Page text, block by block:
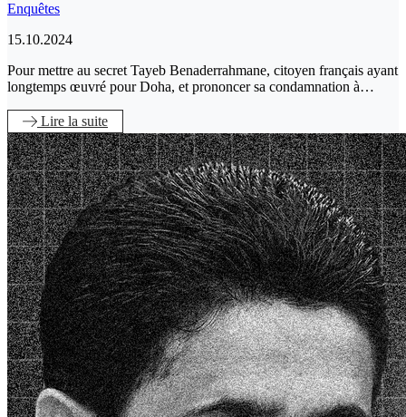
Enquêtes
15.10.2024
Pour mettre au secret Tayeb Benaderrahmane, citoyen français ayant
longtemps œuvré pour Doha, et prononcer sa condamnation à…
Lire la suite